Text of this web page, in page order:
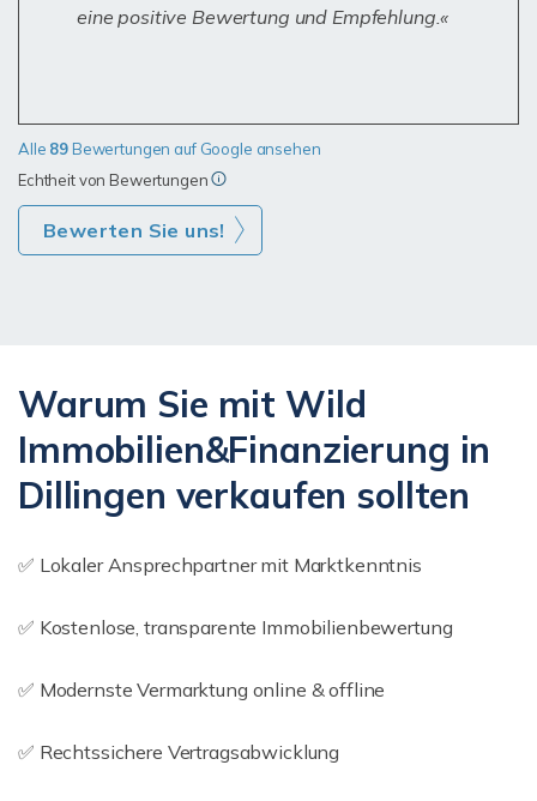
eine positive Bewertung und Empfehlung.
Alle 89 Bewertungen auf Google ansehen
Echtheit von Bewertungen
Bewerten Sie uns!
Warum Sie mit Wild
Immobilien&Finanzierung in
Dillingen verkaufen sollten
✅ Lokaler Ansprechpartner mit Marktkenntnis
✅ Kostenlose, transparente Immobilienbewertung
✅ Modernste Vermarktung online & offline
✅ Rechtssichere Vertragsabwicklung